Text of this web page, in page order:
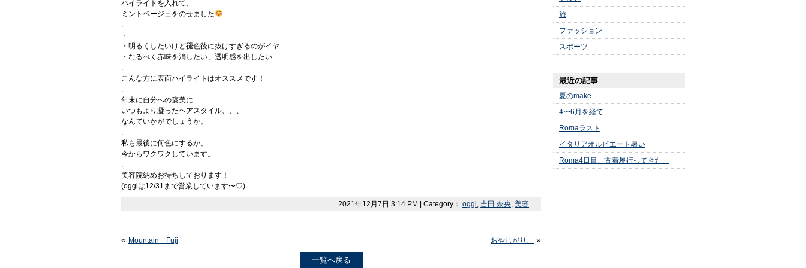
ハイライトを入れて、
ミントベージュをのせました
.
・
・明るくしたいけど褪色後に抜けすぎるのがイヤ
・なるべく赤味を消したい、透明感を出したい
.
こんな方に表面ハイライトはオススメです！
.
年末に自分への褒美に
いつもより凝ったヘアスタイル、、、
なんていかがでしょうか。
.
私も最後に何色にするか、
今からワクワクしています。
.
美容院納めお待ちしております！
(oggiは12/31まで営業しています〜♡)
2021年12月7日 3:14 PM | Category： oggi, 吉田 奈央, 美容
« Mountain Fuji おやじがり、 »
一覧へ戻る
旅
ファッション
スポーツ
最近の記事
夏のmake
4〜6月を経て
Romaラスト
イタリアオルビエート暑い
Roma4日目、古着屋行ってきた